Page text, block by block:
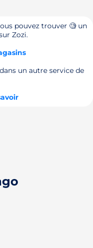
pouvez trouver 🧐 un
Zozi.
un autre service de